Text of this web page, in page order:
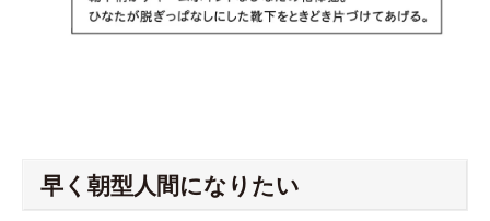
早く朝型人間になりたい